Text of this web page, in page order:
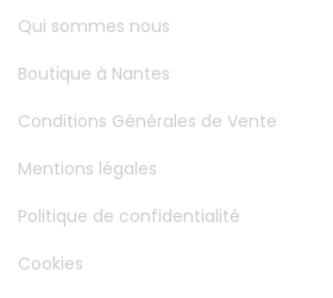
Qui sommes nous
Boutique à Nantes
Conditions Générales de Vente
Mentions légales
Politique de confidentialité
Cookies